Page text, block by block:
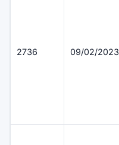
2736 09/02/2023